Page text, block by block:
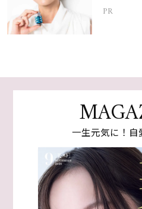
PR
一生元気に！自